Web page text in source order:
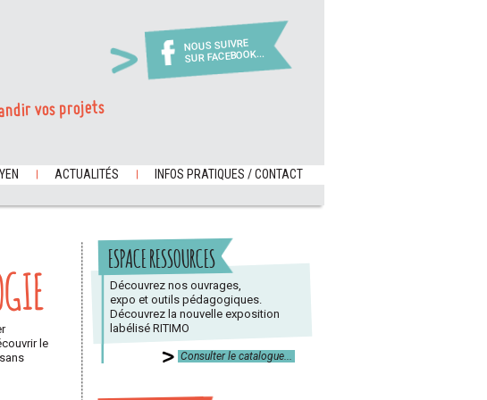
NOUS SUIVRE
SUR FACEBOOK...
vos projets
ACTUALITÉS INFOS PRATIQUES / CONTACT
le
ESPACE RESSOURCES
Découvrez nos ouvrages,
expo et outils pédagogiques.
Découvrez la nouvelle exposition
labélisé RITIMO
Consulter le catalogue...